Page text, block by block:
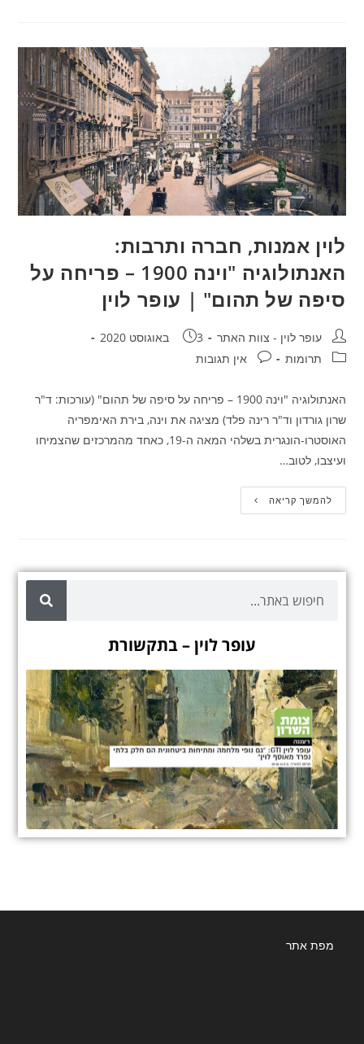
לוין אמנות, חברה ותרבות:
האנתולוגיה "וינה 1900 – פריחה על
סיפה של תהום" | עופר לוין
עופר לוין - צוות האתר
3 באוגוסט 2020
תרומות
אין תגובות
האנתולוגיה "וינה 1900 – פריחה על סיפה של תהום" (עורכות: ד"ר
שרון גורדון וד"ר רינה פלד) מציגה את וינה, בירת האימפריה
האוסטרו-הונגרית בשלהי המאה ה-19, כאחד מהמרכזים שהצמיחו
ועיצבו, לטוב…
להמשך קריאה
עופר לוין – בתקשורת
מפת אתר